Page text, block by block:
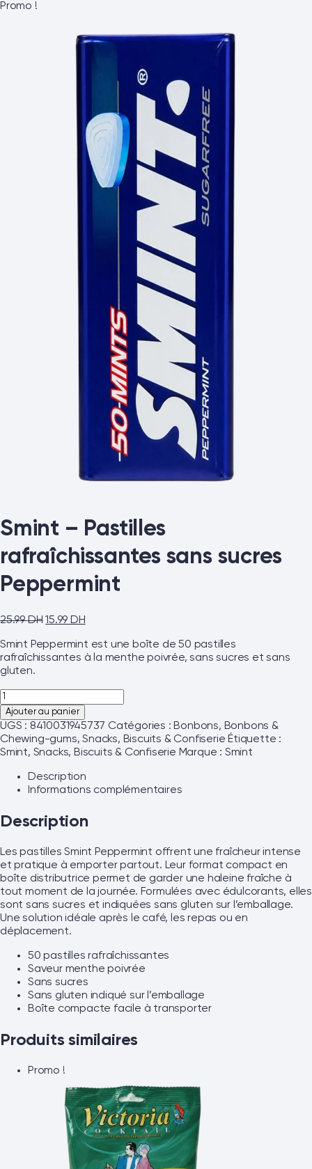
Promo !
Smint – Pastilles
rafraîchissantes sans sucres
Peppermint
25.99DH 15.99 DH
Smint Peppermint est une boîte de 50 pastilles
rafraîchissantes à la menthe poivrée, sans sucres et sans
gluten.
Ajouter au panier
UGS : 8410031945737 Catégories : Bonbons, Bonbons &
Chewing-gums,Snacks, Biscuits & Confiserie Étiquette :
Smint, Snacks, Biscuits & Confiserie Marque : Smint
Description
Informations complémentaires
Description
Les pastilles Smint Peppermint offrent une fraîcheur intense
et pratique à emporter partout. Leur format compact en
boîte distributrice permet de garder une haleine fraîche à
tout moment de la journée. Formulées avec édulcorants, elles
sont sans sucres et indiquées sans gluten sur l’emballage.
Une solution idéale après le café, les repas ou en
déplacement.
50 pastilles rafraîchissantes
Saveur menthe poivrée
Sans sucres
Sans gluten indiqué sur l’emballage
Boîte compacte facile à transporter
Produits similaires
Promo !